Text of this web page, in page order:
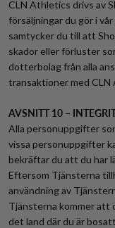
CLN Athletics drivs av
försäljningar du gör i
samtycker du till att
skador eller förluster
dotterbolag från alla
transaktioner med CLN
AVSNITT 10 –
Alla personuppgifter
vissa personuppgifter
bekräftar du att du har
Eftersom Tjänsterna
användning av
Tjänsterna kommer att
det land där du är